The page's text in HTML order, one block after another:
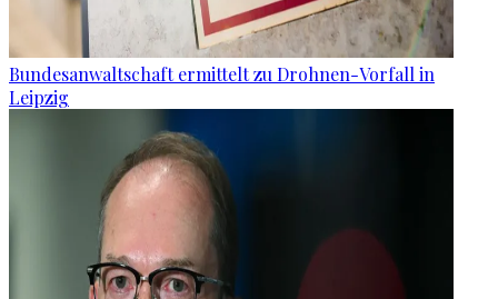
Bundesanwaltschaft ermittelt zu Drohnen-Vorfall in
Leipzig